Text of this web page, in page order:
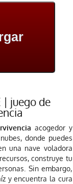
| juego de
acogedor y
donde puedes
una nave voladora
construye tu
Sin embargo,
y encuentra la cura